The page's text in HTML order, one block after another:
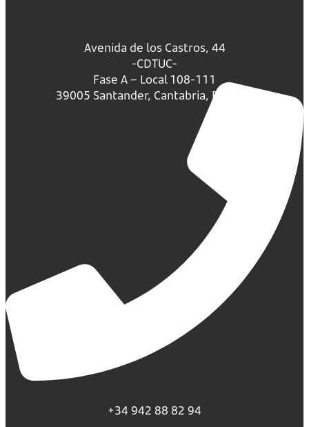
Avenida de los Castros, 44
-CDTUC-
Fase A – Local 108-111
39005 Santander, Cantabria, España.
+34 942 88 82 94